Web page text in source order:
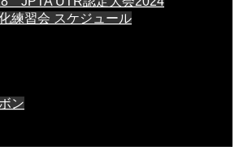
練習会 スケジュール
ン